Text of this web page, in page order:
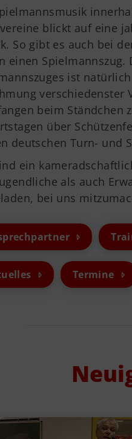
blickt auf eine
So gibt es auch bei
einen
ist
verschiedenster
beim Ständchen
über
deutschen Turn- und
ein
als auch
bei uns
Termine